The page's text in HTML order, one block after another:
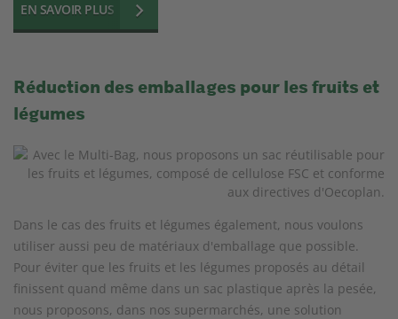
EN SAVOIR PLUS
Réduction des emballages pour les fruits et
légumes
Dans le cas des fruits et légumes également, nous voulons
utiliser aussi peu de matériaux d'emballage que possible.
Pour éviter que les fruits et les légumes proposés au détail
finissent quand même dans un sac plastique après la pesée,
nous proposons, dans nos supermarchés, une solution